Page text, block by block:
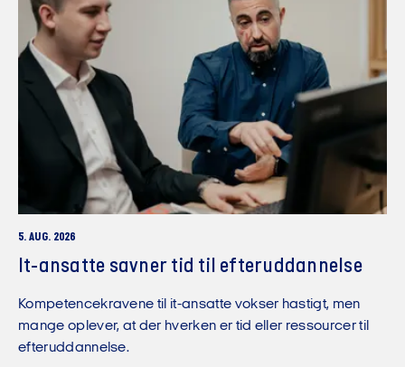
5. AUG. 2026
It-ansatte savner tid til efteruddannelse
Kompetencekravene til it-ansatte vokser hastigt, men
mange oplever, at der hverken er tid eller ressourcer til
efteruddannelse.